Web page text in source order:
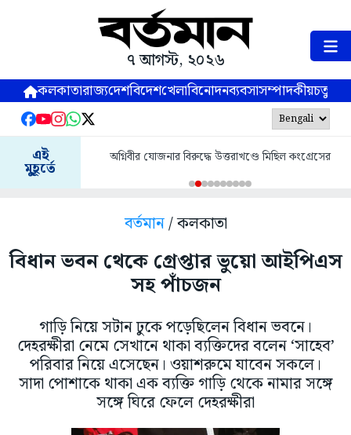
৭ আগস্ট, ২০২৬
কলকাতারাজ্যদেশবিদেশখেলাবিনোদনব্যবসাসম্পাদকীয়
এই
মুহূর্তে
অগ্নিবীর যোজনার বিরুদ্ধে উত্তরাখণ্ডে মিছিল কংগ্রেসের
বর্তমান/ কলকাতা
বিধান ভবন থেকে গ্রেপ্তার ভুয়ো আইপিএস
সহ পাঁচজন
গাড়ি নিয়ে সটান ঢুকে পড়েছিলেন বিধান ভবনে।
দেহরক্ষীরা নেমে সেখানে থাকা ব্যক্তিদের বলেন ‘সাহেব’
পরিবার নিয়ে এসেছেন। ওয়াশরুমে যাবেন সকলে।
সাদা পোশাকে থাকা এক ব্যক্তি গাড়ি থেকে নামার সঙ্গে
সঙ্গে ঘিরে ফেলে দেহরক্ষীরা